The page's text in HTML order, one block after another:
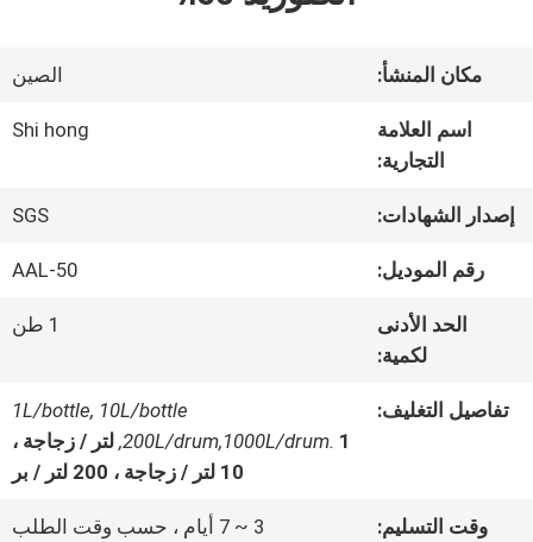
أشرطة
معلومات
جولة
المعمل
مكان المنشأ: الصين
اسم العلامة
التجارية:
Shi hong
إصدار الشهادات: SGS
رقم الموديل: AAL-50
الحد الأدنى
لكمية:
1 طن
تفاصيل التغليف:
1L/bottle, 10L/bottle
,200L/drum,1000L/drum.1 لتر / زجاجة ،
10 لتر / زجاجة ، 200 لتر / بر
وقت التسليم: 3 ~ 7 أيام ، حسب وقت الطلب